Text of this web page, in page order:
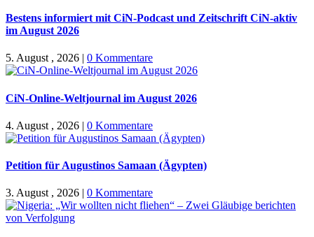
Bestens informiert mit CiN-Podcast und Zeitschrift CiN-aktiv
im August 2026
5. August , 2026 | 0 Kommentare
CiN-Online-Weltjournal im August 2026
4. August , 2026 | 0 Kommentare
Petition für Augustinos Samaan (Ägypten)
3. August , 2026 | 0 Kommentare